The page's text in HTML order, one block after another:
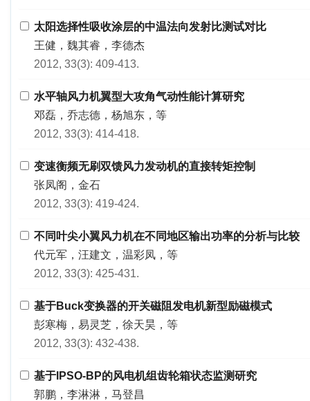
太阳选择性吸收涂层的中温法向发射比测试对比
王健，魏其睿，李德杰
2012, 33(3): 409-413.
水平轴风力机翼型大攻角气动性能计算研究
邓磊，乔志德，杨旭东，等
2012, 33(3): 414-418.
变速衡频无刷双馈风力发动机的直接转矩控制
张凤阁，金石
2012, 33(3): 419-424.
不同叶尖小翼风力机在不同地区输出功率的分析与比较
代元军，汪建文，温彩凤，等
2012, 33(3): 425-431.
基于Buck变换器的开关磁阻发电机新型励磁模式
彭寒梅，易灵芝，徐天昊，等
2012, 33(3): 432-438.
基于IPSO-BP的风电机组齿轮箱状态监测研究
郭鹏，李淋淋，马登昌